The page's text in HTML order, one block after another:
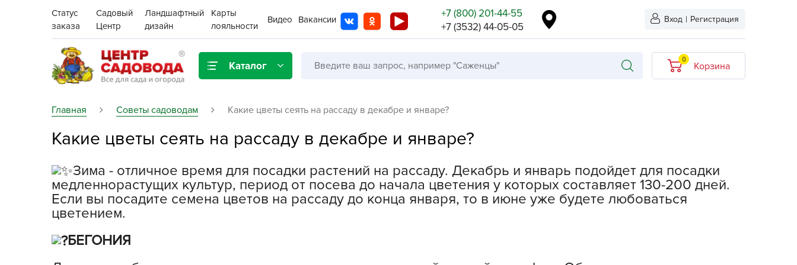
Статус
заказа
Садовый
Центр
Ландшафтный
дизайн
Карты
лояльности
Видео Вакансии
+7 (800) 201-44-55
+7 (3532) 44-05-05
Вход | Регистрация
Каталог
Газонная трава
Грунты, дренаж, мульча
Декор для дома и сада
Ёмкости для рассады и
растений,
проращиватели
Картофель семенной
Цена:
Поиск Бренды
AL-KO
0
Корзина
Главная Советы садоводам Какие цветы сеять на рассаду в декабре и январе?
Какие цветы сеять на рассаду в декабре и январе?
Зима - отличное время для посадки растений на рассаду. Декабрь и январь подойдет для посадки
медленнорастущих культур, период от посева до начала цветения у которых составляет 130-200 дней.
Если вы посадите семена цветов на рассаду до конца января, то в июне уже будете любоваться
цветением.
БЕГОНИЯ